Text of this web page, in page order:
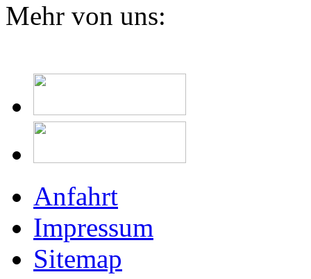
Mehr von uns:
Anfahrt
Impressum
Sitemap